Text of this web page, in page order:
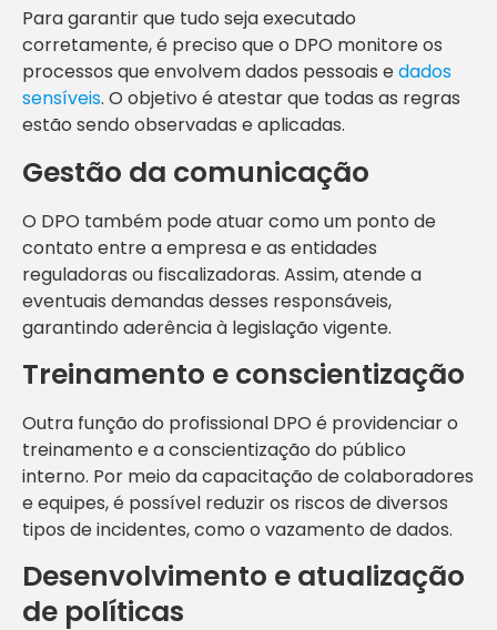
Para garantir que tudo seja executado
corretamente, é preciso que o DPO monitore os
processos que envolvem dados pessoais edados
sensíveis. O objetivo é atestar que todas as regras
estão sendo observadas e aplicadas.
Gestão da comunicação
O DPO também pode atuar como um ponto de
contato entre a empresa e as entidades
reguladoras ou fiscalizadoras. Assim, atende a
eventuais demandas desses responsáveis,
garantindo aderência à legislação vigente.
Treinamento e conscientização
Outra função do profissional DPO é providenciar o
treinamento e a conscientização do público
interno. Por meio da capacitação de colaboradores
e equipes, é possível reduzir os riscos de diversos
tipos de incidentes, como o vazamento de dados.
Desenvolvimento e atualização
de políticas